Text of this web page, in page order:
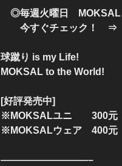
◎毎週火曜日 MOKSAL
今すぐチェック！ ⇒
球蹴り is my Life!
MOKSAL to the World!
[好評発売中]
※MOKSALユニ 300元（
※MOKSALウェア 400元
—————————–